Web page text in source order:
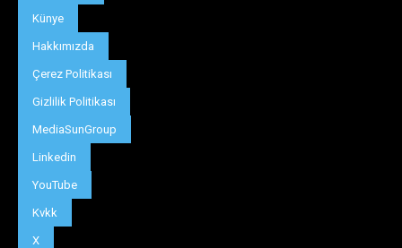
Künye
Hakkımızda
Çerez Politikası
Gizlilik Politikası
MediaSunGroup
Linkedin
YouTube
Kvkk
X